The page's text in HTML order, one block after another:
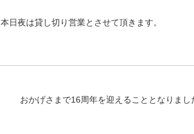
本日夜は貸し切り営業とさせて頂きます。
おかげさまで16周年を迎えることとなりまし